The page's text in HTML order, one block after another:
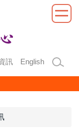
訊 English